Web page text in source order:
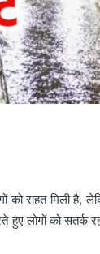
राहत मिली है,
लोगों को सतर्क